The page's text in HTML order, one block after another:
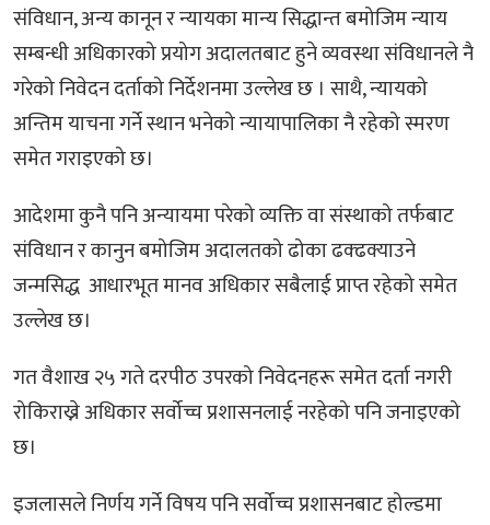
संविधान, अन्य कानून र न्यायका मान्य सिद्धान्त बमोजिम न्याय
सम्बन्धी अधिकारको प्रयोग अदालतबाट हुने व्यवस्था संविधानले नै
गरेको निवेदन दर्ताको निर्देशनमा उल्लेख छ । साथै, न्यायको
अन्तिम याचना गर्ने स्थान भनेको न्यायापालिका नै रहेको स्मरण
समेत गराइएको छ।
आदेशमा कुनै पनि अन्यायमा परेको व्यक्ति वा संस्थाको तर्फबाट
संविधान र कानुन बमोजिम अदालतको ढोका ढक्ढक्याउने
जन्मसिद्ध आधारभूत मानव अधिकार सबैलाई प्राप्त रहेको समेत
उल्लेख छ।
गत वैशाख २५ गते दरपीठ उपरको निवेदनहरू समेत दर्ता नगरी
रोकिराख्ने अधिकार सर्वोच्च प्रशासनलाई नरहेको पनि जनाइएको
छ।
इजलासले निर्णय गर्ने विषय पनि सर्वोच्च प्रशासनबाट होल्डमा